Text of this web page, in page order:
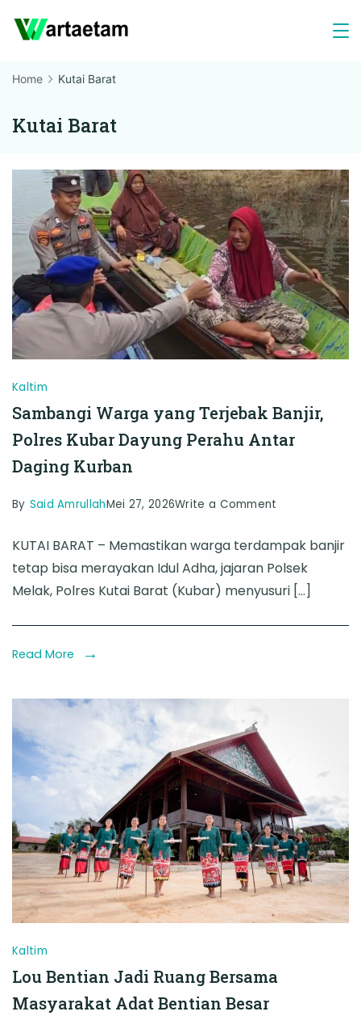
Home Kutai Barat
Kutai Barat
Kaltim
Sambangi Warga yang Terjebak Banjir,
Polres Kubar Dayung Perahu Antar
Daging Kurban
By Said AmrullahMei 27, 2026Write a Comment
Warga
yang
Terjebak
Banjir,
Daging
Kurban
KUTAI BARAT – Memastikan warga terdampak banjir
tetap bisa merayakan Idul Adha, jajaran Polsek
Melak, Polres Kutai Barat (Kubar) menyusuri […]
Read More
Kaltim
Lou Bentian Jadi Ruang Bersama
Masyarakat Adat Bentian Besar